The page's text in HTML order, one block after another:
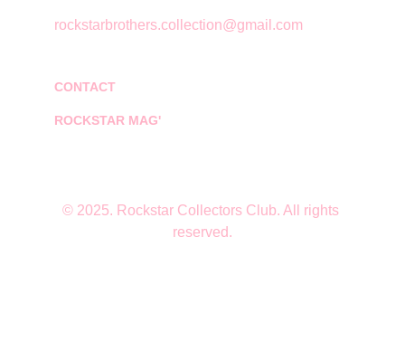
CONTACT
rockstarbrothers.collection@gmail.com
© 2025. Rockstar Collectors Club. All rights
reserved.
ROCKSTAR MAG'